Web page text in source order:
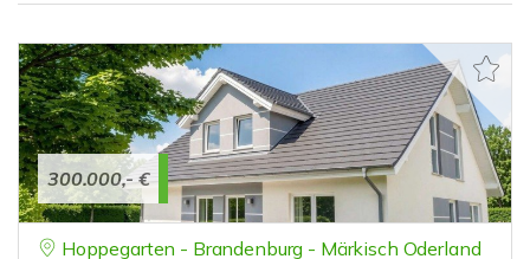
300.000,- €
Hoppegarten - Brandenburg - Märkisch Oderland